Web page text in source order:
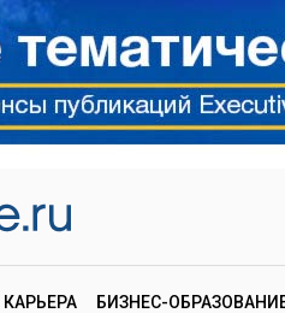
КАРЬЕРА БИЗНЕС-